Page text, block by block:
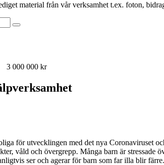
material från vår verksamhet t.ex. foton,
000 000 kr
för utvecklingen med det nya Coronaviruset
våld och övergrepp. Många barn är stressade
ser och agerar för barn som far illa blir färre.